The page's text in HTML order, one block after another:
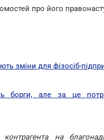
про його
зміни для фізосіб-
борги, але за це
на